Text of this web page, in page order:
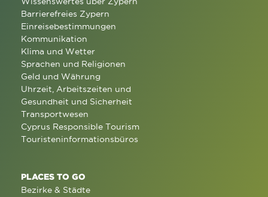
Barrierefreies Zypern
Einreisebestimmungen
Kommunikation
Klima und Wetter
Sprachen und Religionen
Geld und Währung
Uhrzeit, Arbeitszeiten und
Gesundheit und Sicherheit
Transportwesen
Cyprus Responsible Tourism
Touristeninformationsbüros
PLACES TO GO
Bezirke & Städte